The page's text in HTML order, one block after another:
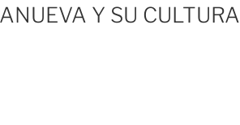
Y SU CULTURA